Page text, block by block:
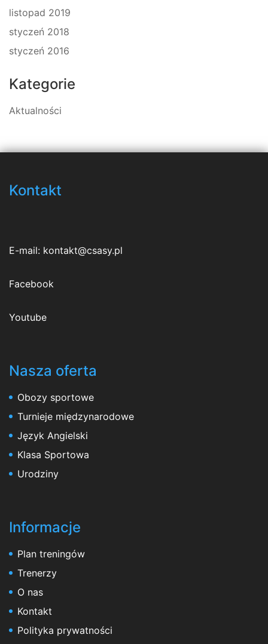
listopad 2019
styczeń 2018
styczeń 2016
Kategorie
Aktualności
Kontakt
E-mail: kontakt@csasy.pl
Facebook
Youtube
Nasza oferta
Obozy sportowe
Turnieje międzynarodowe
Język Angielski
Klasa Sportowa
Urodziny
Informacje
Plan treningów
Trenerzy
O nas
Kontakt
Polityka prywatności